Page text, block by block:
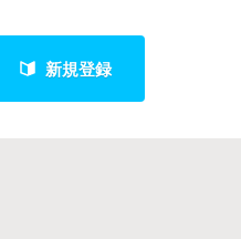
新規登録